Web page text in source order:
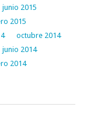
junio 2015
2015
octubre 2014
junio 2014
2014